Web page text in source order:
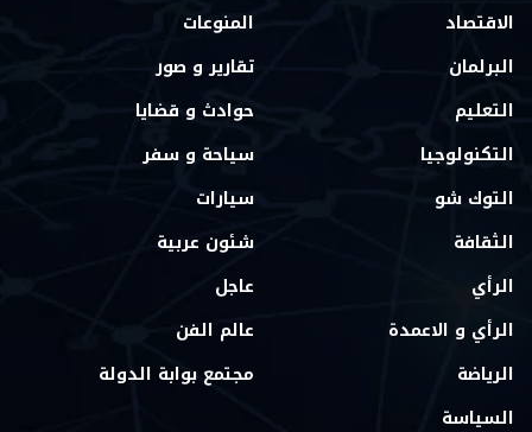
الاقتصاد
البرلمان
التعليم
التكنولوجيا
التوك شو
الثقافة
الرأي
الرأي و الاعمدة
الرياضة
السياسة
المنوعات
تقارير و صور
حوادث و قضايا
سياحة و سفر
سيارات
شئون عربية
عاجل
عالم الفن
مجتمع بوابة الدولة